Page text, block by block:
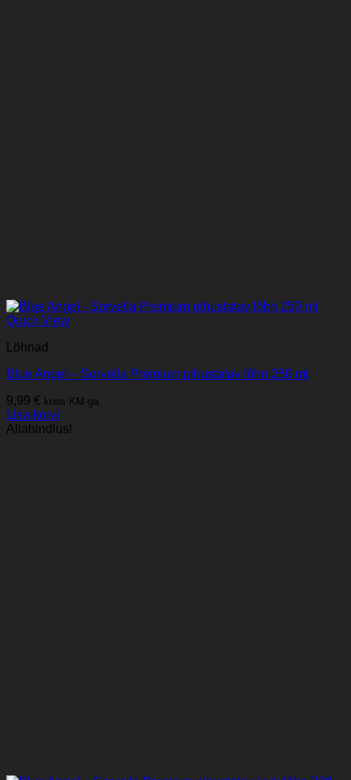
Quick View
Lõhnad
Blue Angel – Sorvella Premium pihustatav lõhn 250 ml
9,99 € koos KM-ga
Lisa korvi
Allahindlus!